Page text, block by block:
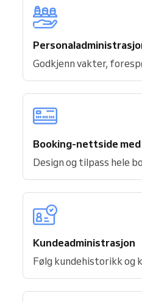
Godkjenn vakter,
Booking-nettside
Design og tilpass hele
Kundeadministrasjon
Følg kundehistorikk og